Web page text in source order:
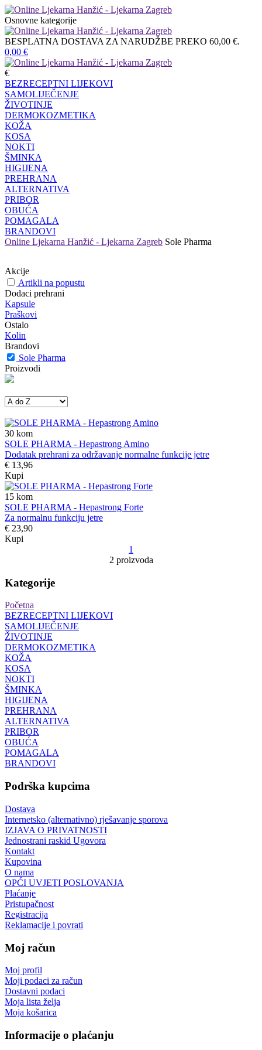
Osnovne kategorije
BESPLATNA DOSTAVA ZA NARUDŽBE PREKO 60,00 €.
0,00 €
€
BEZRECEPTNI LIJEKOVI
SAMOLIJEČENJE
ŽIVOTINJE
DERMOKOZMETIKA
KOŽA
KOSA
NOKTI
ŠMINKA
HIGIJENA
PREHRANA
ALTERNATIVA
PRIBOR
OBUĆA
POMAGALA
BRANDOVI
Online Ljekarna Hanžić - Ljekarna Zagreb Sole Pharma
Akcije
Artikli na popustu
Dodaci prehrani
Kapsule
Praškovi
Ostalo
Kolin
Brandovi
Sole Pharma
Proizvodi
30 kom
SOLE PHARMA - Hepastrong Amino
Dodatak prehrani za održavanje normalne funkcije jetre
€ 13,96
Kupi
15 kom
SOLE PHARMA - Hepastrong Forte
Za normalnu funkciju jetre
€ 23,90
Kupi
1
2 proizvoda
Kategorije
Početna
BEZRECEPTNI LIJEKOVI
SAMOLIJEČENJE
ŽIVOTINJE
DERMOKOZMETIKA
KOŽA
KOSA
NOKTI
ŠMINKA
HIGIJENA
PREHRANA
ALTERNATIVA
PRIBOR
OBUĆA
POMAGALA
BRANDOVI
Podrška kupcima
Dostava
Internetsko (alternativno) rješavanje sporova
IZJAVA O PRIVATNOSTI
Jednostrani raskid Ugovora
Kontakt
Kupovina
O nama
OPĆI UVJETI POSLOVANJA
Plaćanje
Pristupačnost
Registracija
Reklamacije i povrati
Moj račun
Moj profil
Moji podaci za račun
Dostavni podaci
Moja lista želja
Moja košarica
Informacije o plaćanju